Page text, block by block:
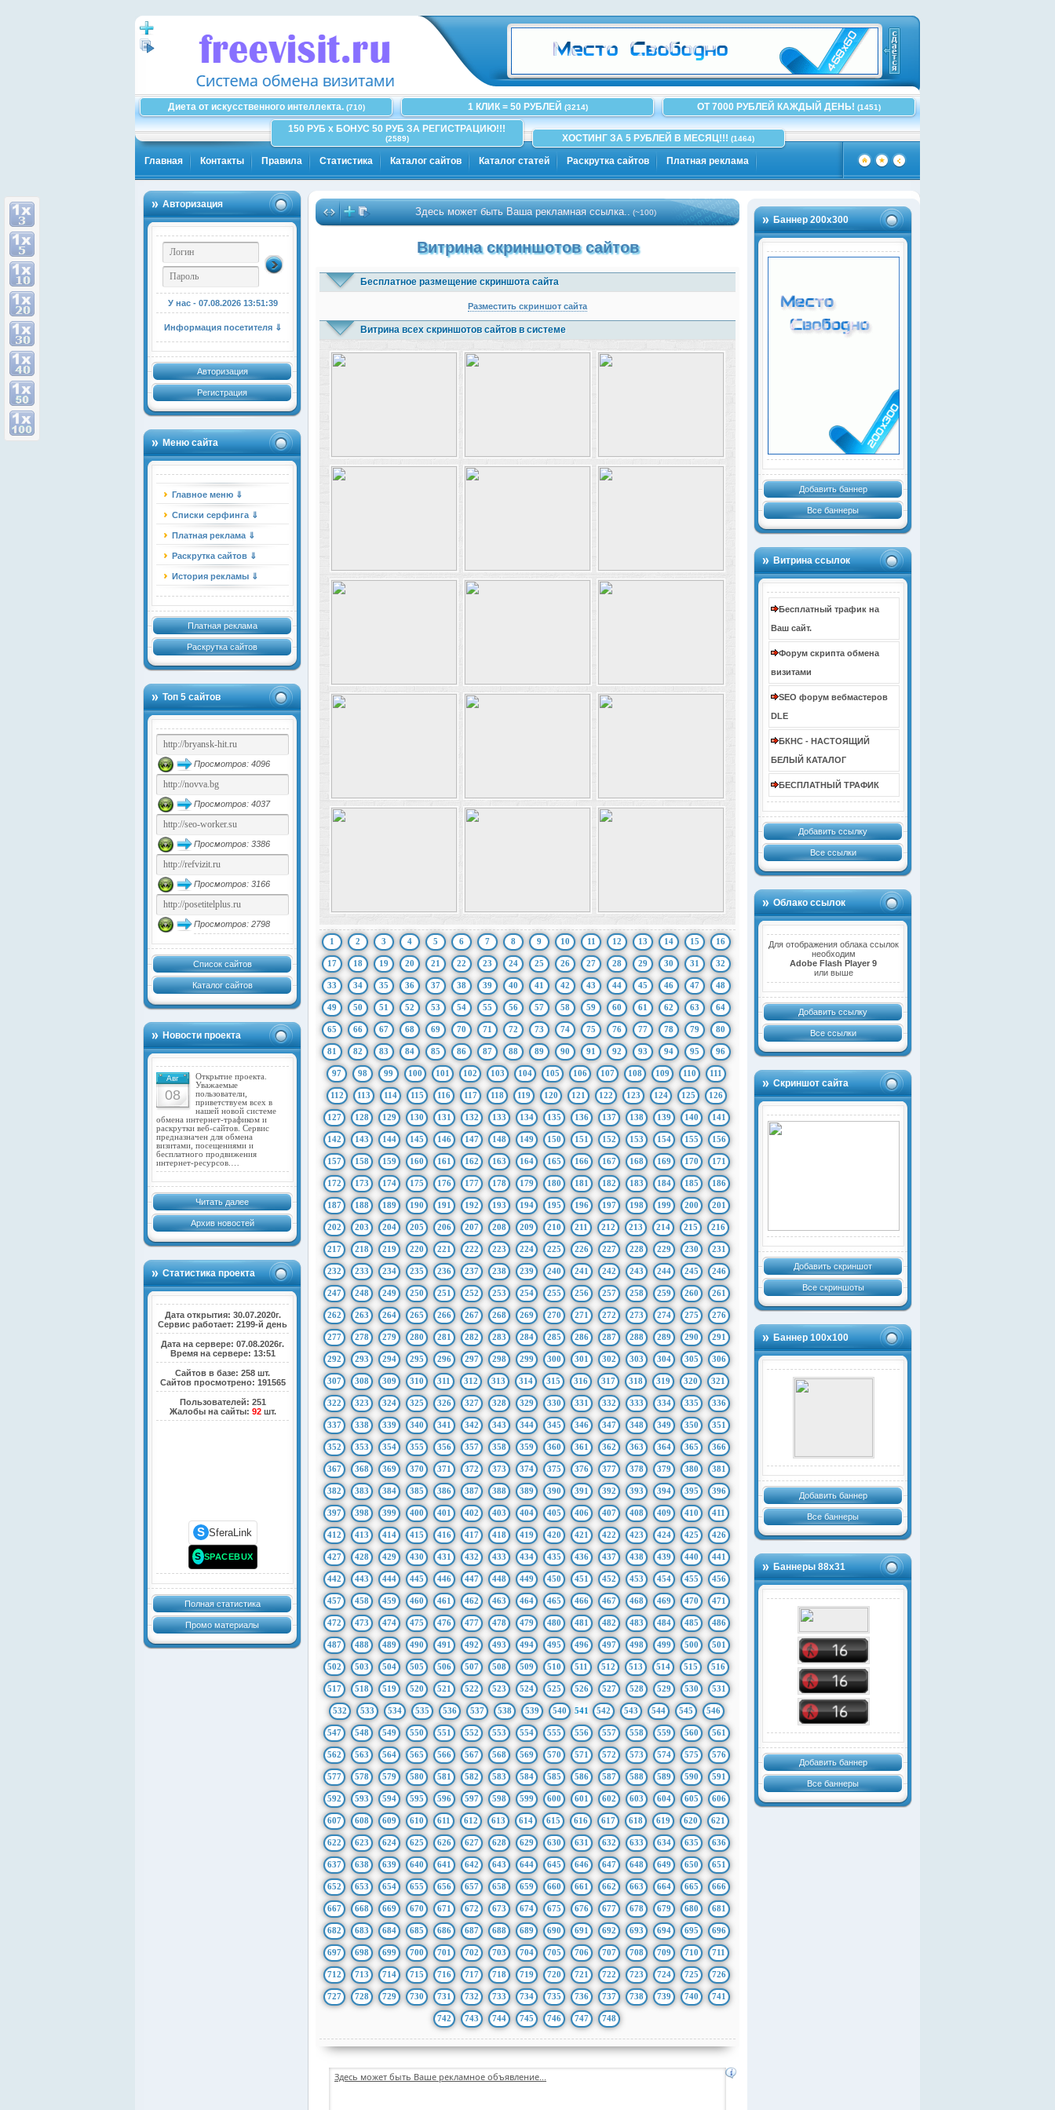
Диета от искусственного интеллекта.(710) 1 КЛИК = 50 РУБЛЕЙ (3214) ОТ 7000 РУБЛЕЙ КАЖДЫЙ ДЕНЬ! (1451)
150 РУБ x БОНУС 50 РУБ ЗА РЕГИСТРАЦИЮ!!!
(2589) ХОСТИНГ ЗА 5 РУБЛЕЙ В МЕСЯЦ!!! (1464)
Главная Контакты Правила Статистика Каталог сайтов Каталог статей Раскрутка сайтов Платная реклама
Авторизация
У нас - 07.08.2026 13:51:39
Информация посетителя ⇓
Авторизация
Регистрация
Меню сайта
Главное меню ⇓
Списки серфинга ⇓
Платная реклама ⇓
Раскрутка сайтов ⇓
История рекламы ⇓
Платная реклама
Раскрутка сайтов
Топ 5 сайтов
Просмотров: 4096
Просмотров: 4037
Просмотров: 3386
Просмотров: 3166
Просмотров: 2798
Список сайтов
Каталог сайтов
Новости проекта
Авг
08
Открытие проекта.
Уважаемые
пользователи,
приветствуем всех в
нашей новой системе
обмена интернет-трафиком и
раскрутки веб-сайтов. Сервис
предназначен для обмена
визитами, посещениями и
бесплатного продвижения
интернет-ресурсов.…
Читать далее
Архив новостей
Статистика проекта
Дата открытия: 30.07.2020г.
Сервис работает: 2199-й день
Дата на сервере: 07.08.2026г.
Время на сервере: 13:51
Сайтов в базе: 258 шт.
Сайтов просмотрено: 191565
Пользователей: 251
Жалобы на сайты: 92шт.
S SferaLink
S SPACEBUX
Полная статистика
Промо материалы
Баннер 200х300
Добавить баннер
Все баннеры
Витрина ссылок
Бесплатный трафик на
Ваш сайт.
Форум скрипта обмена
визитами
SEO форум вебмастеров
DLE
БКНС - НАСТОЯЩИЙ
БЕЛЫЙ КАТАЛОГ
БЕСПЛАТНЫЙ ТРАФИК
Добавить ссылку
Все ссылки
Облако ссылок
Для отображения облака ссылок
необходим
Adobe Flash Player 9
или выше
Добавить ссылку
Все ссылки
Скриншот сайта
Добавить скриншот
Все скриншоты
Баннер 100х100
Добавить баннер
Все баннеры
Баннеры 88х31
Добавить баннер
Все баннеры
Здесь может быть Ваша рекламная ссылка..(~100)
Витрина скриншотов сайтов
Бесплатное размещение скриншота сайта
Разместить скриншот сайта
Витрина всех скриншотов сайтов в системе
1 2 3 4 5 6 7 8 9 10 11 12 13 14 15 16
17 18 19 20 21 22 23 24 25 26 27 28 29 30 31 32
33 34 35 36 37 38 39 40 41 42 43 44 45 46 47 48
49 50 51 52 53 54 55 56 57 58 59 60 61 62 63 64
65 66 67 68 69 70 71 72 73 74 75 76 77 78 79 80
81 82 83 84 85 86 87 88 89 90 91 92 93 94 95 96
97 98 99 100 101 102 103 104 105 106 107 108 109 110 111
112 113 114 115 116 117 118 119 120 121 122 123 124 125 126
127 128 129 130 131 132 133 134 135 136 137 138 139 140 141
142 143 144 145 146 147 148 149 150 151 152 153 154 155 156
157 158 159 160 161 162 163 164 165 166 167 168 169 170 171
172 173 174 175 176 177 178 179 180 181 182 183 184 185 186
187 188 189 190 191 192 193 194 195 196 197 198 199 200 201
202 203 204 205 206 207 208 209 210 211 212 213 214 215 216
217 218 219 220 221 222 223 224 225 226 227 228 229 230 231
232 233 234 235 236 237 238 239 240 241 242 243 244 245 246
247 248 249 250 251 252 253 254 255 256 257 258 259 260 261
262 263 264 265 266 267 268 269 270 271 272 273 274 275 276
277 278 279 280 281 282 283 284 285 286 287 288 289 290 291
292 293 294 295 296 297 298 299 300 301 302 303 304 305 306
307 308 309 310 311 312 313 314 315 316 317 318 319 320 321
322 323 324 325 326 327 328 329 330 331 332 333 334 335 336
337 338 339 340 341 342 343 344 345 346 347 348 349 350 351
352 353 354 355 356 357 358 359 360 361 362 363 364 365 366
367 368 369 370 371 372 373 374 375 376 377 378 379 380 381
382 383 384 385 386 387 388 389 390 391 392 393 394 395 396
397 398 399 400 401 402 403 404 405 406 407 408 409 410 411
412 413 414 415 416 417 418 419 420 421 422 423 424 425 426
427 428 429 430 431 432 433 434 435 436 437 438 439 440 441
442 443 444 445 446 447 448 449 450 451 452 453 454 455 456
457 458 459 460 461 462 463 464 465 466 467 468 469 470 471
472 473 474 475 476 477 478 479 480 481 482 483 484 485 486
487 488 489 490 491 492 493 494 495 496 497 498 499 500 501
502 503 504 505 506 507 508 509 510 511 512 513 514 515 516
517 518 519 520 521 522 523 524 525 526 527 528 529 530 531
532 533 534 535 536 537 538 539 540 541 542 543 544 545 546
547 548 549 550 551 552 553 554 555 556 557 558 559 560 561
562 563 564 565 566 567 568 569 570 571 572 573 574 575 576
577 578 579 580 581 582 583 584 585 586 587 588 589 590 591
592 593 594 595 596 597 598 599 600 601 602 603 604 605 606
607 608 609 610 611 612 613 614 615 616 617 618 619 620 621
622 623 624 625 626 627 628 629 630 631 632 633 634 635 636
637 638 639 640 641 642 643 644 645 646 647 648 649 650 651
652 653 654 655 656 657 658 659 660 661 662 663 664 665 666
667 668 669 670 671 672 673 674 675 676 677 678 679 680 681
682 683 684 685 686 687 688 689 690 691 692 693 694 695 696
697 698 699 700 701 702 703 704 705 706 707 708 709 710 711
712 713 714 715 716 717 718 719 720 721 722 723 724 725 726
727 728 729 730 731 732 733 734 735 736 737 738 739 740 741
742 743 744 745 746 747 748
Здесь может быть Ваше рекламное объявление...